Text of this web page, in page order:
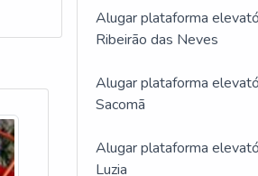
Alugar plataforma
Ribeirão das Neves
Alugar plataforma
Sacomã
Alugar plataforma
Luzia